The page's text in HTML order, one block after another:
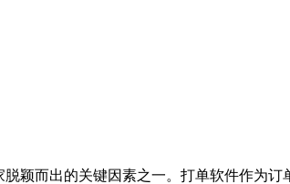
而出的关键因素之一。打单软件作为订